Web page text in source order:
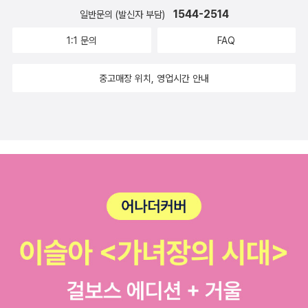
험 결과는 다른 많은 실험 결과들과 마찬가지로 직접 접촉이 다른 어
떤 종류의 상호 교류에 비해서 더 많은 신뢰와 관용 및 협력으로 이어
는 것일까? 무엇보다도 그들은 일자리를 얻기 위해서 도시로 향한다.
려준다. 그러나 도시가 단순히 노동자와 자본가에게 상호 교류의 장
일자리를 제공한다. 대도시는 고용주들로 짜여 있는 분산 포트폴리오
인 셈이다.15. 이러한 역사는 장소가 그곳에 있는 가난이 아니라 가난
다는 걸 암시한다. 어떤 도시가 불행한 사람들을 지속적으로 받아들
여 그들의 성공을 돕고, 그들이 떠나는 것을 감시하고, 사회적 혜택을
받지 못한 불행한 이민자들을 끌어들인다면 그 도시는 사회에서 가장
전하고 있다'고.여행이라고 하니 역시제주도를 떠올리지 않을 수 없
전거 여행은 좀 무리겠지만). 민속학자 주강현의 <제주기행>(웅진지
(휴머니스트, 2010)와 국내 저자들이 엮은 <지구사의 도전>(서해문
도 성에 차지 않는 분이라면 지구사에 한번 도전해보시길(그 다음은
우주사에 관한 책들이다).11. 07. 27.P.S. 이번 8월에도 강의차 <카
라마조프가의 형제들>을 읽을 예정이지만, 이미 작년 7월에 '이달에
읽을 만한 고전'으로 꼽았었다.다른 작품을 고르자면, <푸슈킨 선집>
해 필요한 것은 물론 중앙정부와 지자체의 인식 변화와 시민의 의식
념과 합의가 ‘타인들의 도시’를 ‘우리의 도시’로 변화시켜줄 것이다.
임동우의 <평양 그리고 평양 이후>(효형출판, 2011), 그리고 정진
열/김형재의 <이면의 도시>(자음과모음, 2011) 등이다...
지고 있는데도 우리는 여전히 모든것들을 가격과가치로 환원한다. 파
텔은 그게 우리의 고정관념이고 편견이라는 것이다. 경제, 식량, 생태
구를 가지는 경제 민주주의를 제안하고 있다. 이것이 모든 사람이 행
는 암울한 현실이다. 중국의 경제가 급격하게 성장하면서 미국을 뛰
리가 나아가야 할 방향을 예측해 보아야 할 것이다.<승승장구 농심
위풍당당 삼양>라면을 좋아하는 한 사람으로서 이런 책이 무척이나
반갑다. 농심과 삼양의 라면 종류와 맛이 달라 그 브랜만의 성격이 분
명하기 때문에 지금의 라면 시장의 전쟁이 소비자에게는 다행스런 일
일반문의 (발신자 부담) 1544-2514
1:1 문의 FAQ
중고매장 위치, 영업시간 안내